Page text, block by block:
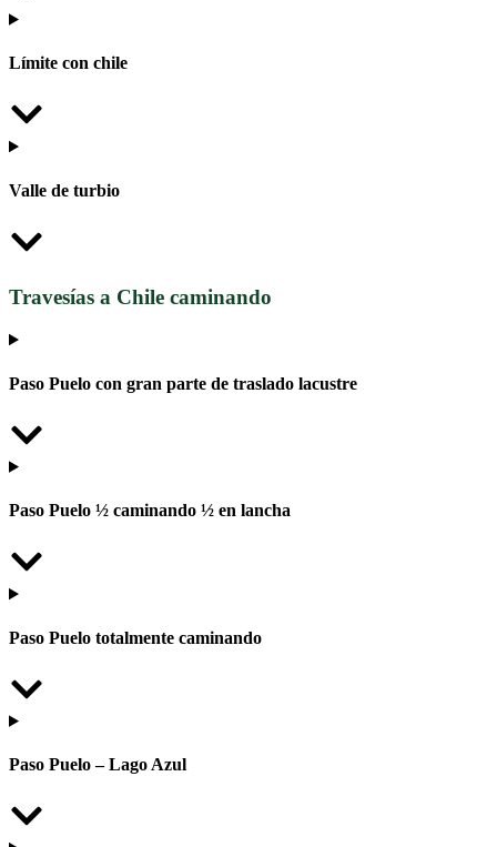
Límite con chile
Valle de turbio
Travesías a Chile caminando
Paso Puelo con gran parte de traslado lacustre
Paso Puelo ½ caminando ½ en lancha
Paso Puelo totalmente caminando
Paso Puelo – Lago Azul